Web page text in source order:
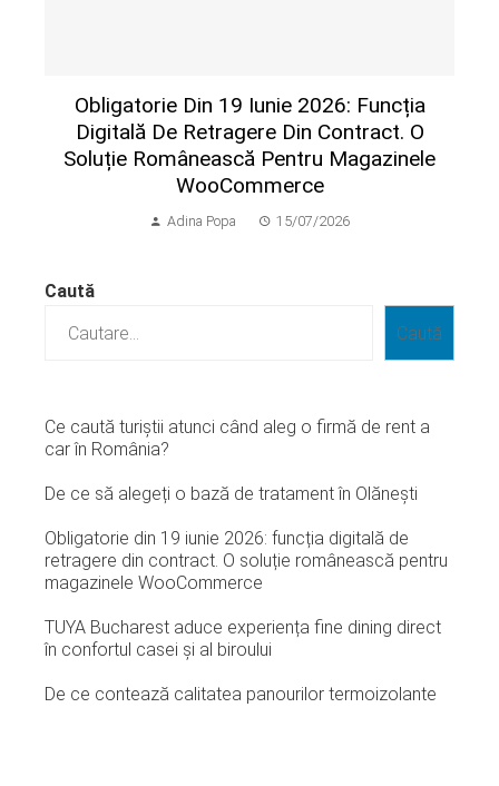
Obligatorie Din 19 Iunie 2026: Funcția
Digitală De Retragere Din Contract. O
Soluție Românească Pentru Magazinele
WooCommerce
Adina Popa 15/07/2026
Caută
Caută
Ce caută turiștii atunci când aleg o firmă de rent a
car în România?
De ce să alegeți o bază de tratament în Olănești
Obligatorie din 19 iunie 2026: funcția digitală de
retragere din contract. O soluție românească pentru
magazinele WooCommerce
TUYA Bucharest aduce experiența fine dining direct
în confortul casei și al biroului
De ce contează calitatea panourilor termoizolante